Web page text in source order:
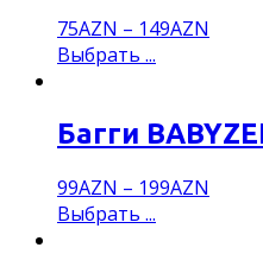
75AZN – 149AZN
Выбрать ...
Багги
99AZN – 199AZN
Выбрать ...